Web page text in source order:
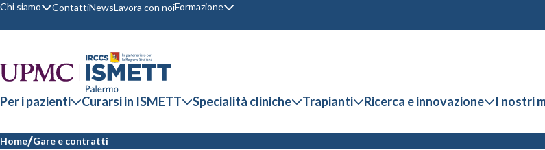
Chi siamo ContattiNewsLavora con noiFormazione
Per i pazienti Curarsi in ISMETT Specialità cliniche Trapianti Ricerca e innovazione I nostri
Home Gare e contratti